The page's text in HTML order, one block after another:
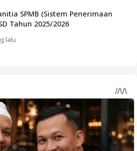
SPMB (Sistem Penerimaan
Tahun 2025/2026
lalu